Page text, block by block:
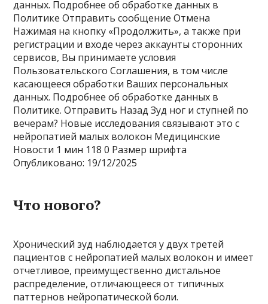
данных. Подробнее об обработке данных в
Политике Отправить сообщение Отмена
Нажимая на кнопку «Продолжить», а также при
регистрации и входе через аккаунты сторонних
сервисов, Вы принимаете условия
Пользовательского Соглашения, в том числе
касающееся обработки Ваших персональных
данных. Подробнее об обработке данных в
Политике. Отправить Назад Зуд ног и ступней по
вечерам? Новые исследования связывают это с
нейропатией малых волокон Медицинские
Новости 1 мин 1180 Размер шрифта
Опубликовано: 19/12/2025
Что нового?
Хронический зуд наблюдается у двух третей
пациентов с нейропатией малых волокон и имеет
отчетливое, преимущественно дистальное
распределение, отличающееся от типичных
паттернов нейропатической боли.